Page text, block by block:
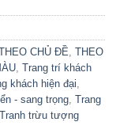
CHỦ ĐỀ THEO
Trang trí khách
khách hiện đại
- sang trọng Trang
Tranh trừu tượng